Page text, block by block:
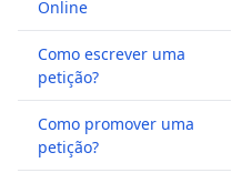
Online
Como escrever uma
petição?
Como promover uma
petição?